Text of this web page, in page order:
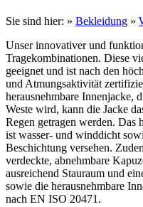
Sie sind hier: » Bekleidung »
Unser innovativer und
Tragekombinationen. Diese
geeignet und ist nach den
und Atmungsaktivität
herausnehmbare Innenjacke,
Weste wird, kann die Jacke
Regen getragen werden. Das
ist wasser- und winddicht
Beschichtung versehen.
verdeckte, abnehmbare
ausreichend Stauraum und
sowie die herausnehmbare
nach EN ISO 20471.